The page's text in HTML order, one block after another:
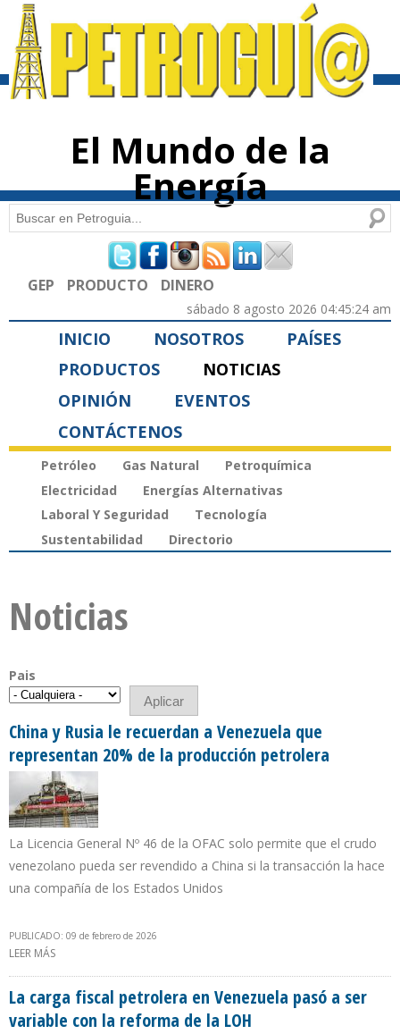
contenido
El Mundo de la
Energía
Formulario de búsqueda
Buscar
GEP PRODUCTO DINERO
sábado 8 agosto 2026 04:45:24 am
INICIO NOSOTROS
PAÍSES
PRODUCTOS
NOTICIAS
OPINIÓN
EVENTOS
CONTÁCTENOS
Petróleo Gas Natural
Petroquímica
Electricidad
Energías Alternativas
Laboral Y Seguridad
Tecnología
Sustentabilidad
Directorio
Noticias
Pais
China y Rusia le recuerdan a Venezuela que
representan 20% de la producción petrolera
La Licencia General Nº 46 de la OFAC solo permite que el crudo
venezolano pueda ser revendido a China si la transacción la hace
una compañía de los Estados Unidos
PUBLICADO: 09 de febrero de 2026
LEER MÁS
La carga fiscal petrolera en Venezuela pasó a ser
variable con la reforma de la LOH